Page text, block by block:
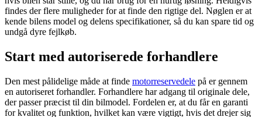
findes der flere muligheder for at finde den rigtige del. Nøglen er at
kende bilens model og delens specifikationer, så du kan spare tid og
undgå dyre fejlkøb.
Start med autoriserede forhandlere
Den mest pålidelige måde at finde motorreservedele på er gennem
en autoriseret forhandler. Forhandlere har adgang til originale dele,
der passer præcist til din bilmodel. Fordelen er, at du får en garanti
for kvalitet og funktion, hvilket kan være vigtigt, hvis det drejer sig